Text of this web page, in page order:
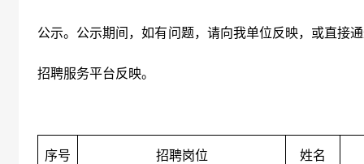
公示。公示期间，如有问题，请向我单位反映，或直接
招聘服务平台反映。
序号 招聘岗位 姓名